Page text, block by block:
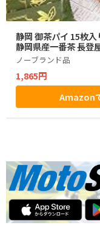
静岡 御茶パイ 15枚
静岡県産一番茶 長登
ノーブランド品
1,865円
Amazon